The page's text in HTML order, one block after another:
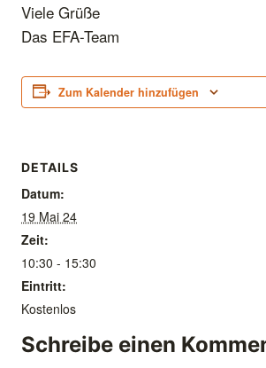
Viele Grüße
Das EFA-Team
Zum Kalender hinzufügen
DETAILS
Datum:
19 Mai 24
Zeit:
10:30 - 15:30
Eintritt:
Kostenlos
Schreibe einen